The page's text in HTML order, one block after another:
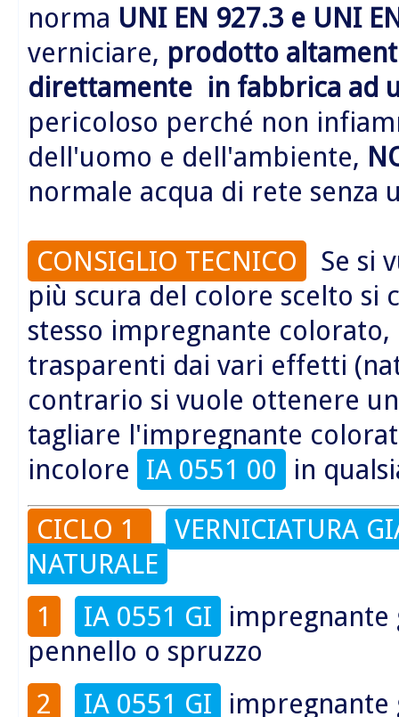
norma UNI EN 927.3 e UNI
verniciare, prodotto
direttamente in fabbrica ad
pericoloso perché non
dell'uomo e dell'ambiente,
normale acqua di rete senza
CONSIGLIO TECNICO
Se si
più scura del colore scelto si
stesso impregnante
trasparenti dai vari effetti
contrario si vuole ottenere
tagliare l'impregnante
incolore IA 0551 00
in
CICLO 1
VERNICIATURA
NATURALE
1
IA 0551 GI impregnante
pennello o spruzzo
2
IA 0551 GI impregnante